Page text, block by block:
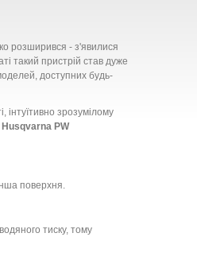
розширився - з'явилися
такий пристрій став дуже
доступних будь-
інтуїтивно зрозумілому
Husqvarna PW
поверхня.
тиску, тому